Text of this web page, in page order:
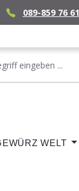
089-859 76 61
WELT